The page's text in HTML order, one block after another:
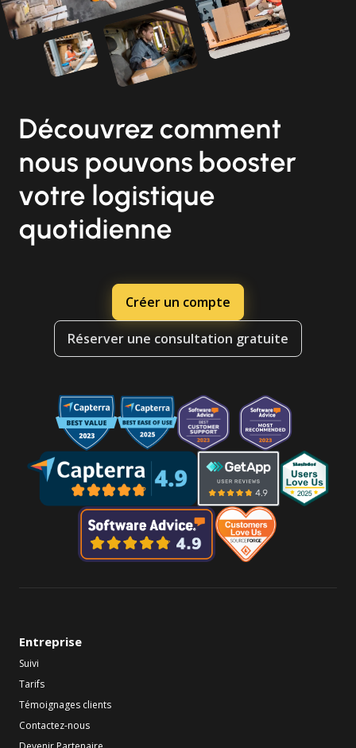
Découvrez comment
nous pouvons booster
votre logistique
quotidienne
Créer un compte
Réserver une consultation gratuite
Entreprise
Suivi
Tarifs
Témoignages clients
Contactez-nous